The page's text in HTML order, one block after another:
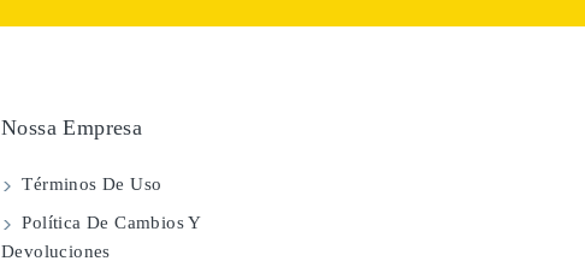
Nossa Empresa
Términos De Uso
Política De Cambios Y
Devoluciones